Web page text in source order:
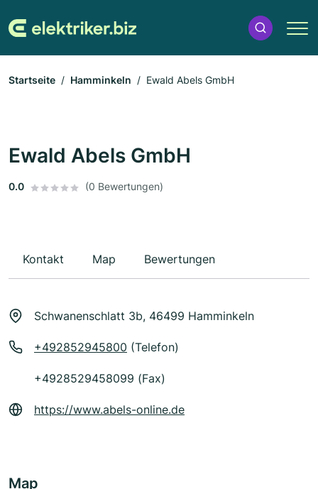
Startseite Hamminkeln Ewald Abels GmbH
Ewald Abels GmbH
0.0 (0 Bewertungen)
Kontakt Map Bewertungen
Schwanenschlatt 3b, 46499 Hamminkeln
+492852945800 (Telefon)
+4928529458099 (Fax)
https://www.abels-online.de
Map